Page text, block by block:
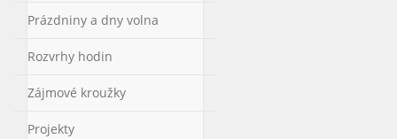
Prázdniny a dny volna
Rozvrhy hodin
Zájmové kroužky
Projekty